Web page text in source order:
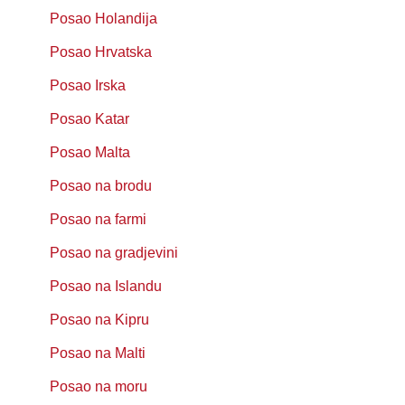
Posao Holandija
Posao Hrvatska
Posao Irska
Posao Katar
Posao Malta
Posao na brodu
Posao na farmi
Posao na gradjevini
Posao na Islandu
Posao na Kipru
Posao na Malti
Posao na moru